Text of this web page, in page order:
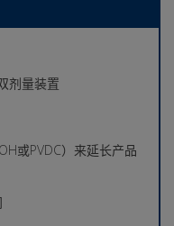
剂量装置
或PVDC）来延长产品